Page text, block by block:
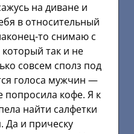
на диване и
в относительный
то снимаю с
так и не
совсем сполз под
голоса мужчин —
попросила кофе. Я к
найти салфетки
Да и прическу